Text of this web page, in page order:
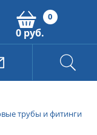
0
0 руб.
трубы и фитинги